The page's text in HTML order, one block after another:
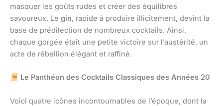
masquer les goûts rudes et créer des équilibres
savoureux. Le gin, rapide à produire illicitement, devint la
base de prédilection de nombreux cocktails. Ainsi,
chaque gorgée était une petite victoire sur l’austérité, un
acte de rébellion élégant et raffiné.
Le Panthéon des Cocktails Classiques des Années 20
Voici quatre icônes incontournables de l’époque, dont la